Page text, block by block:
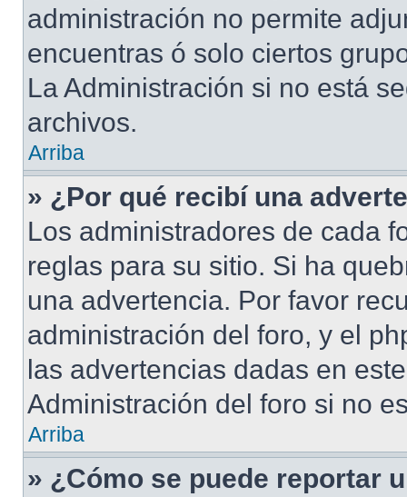
administración no permite
encuentras ó solo ciertos
La Administración si no está
archivos.
Arriba
» ¿Por qué recibí una
Los administradores de cada
reglas para su sitio. Si ha
una advertencia. Por favor
administración del foro, y el
las advertencias dadas en
Administración del foro si no
Arriba
» ¿Cómo se puede reportar